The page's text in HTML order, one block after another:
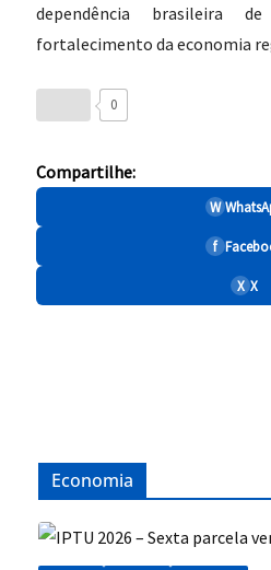
dependência brasileira
fortalecimento da economia
0
Compartilhe:
W
f
X X
Economia